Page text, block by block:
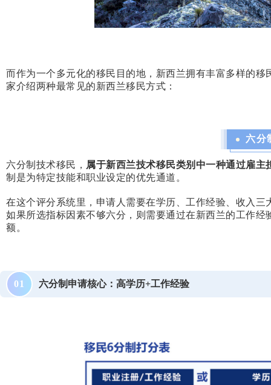
而作为一个多元化的移民目的地，新西兰拥有丰富多样的
家介绍两种最常见的新西兰移民方式：
六分
六分制技术移民， 属于新西兰技术移民类别中一种通过雇主
制是为特定技能和职业设定的优先通道。
在这个评分系统里，申请人需要在学历、工作经验、收入
如果所选指标因素不够六分，则需要通过在新西兰的工作
额。
01 六分制申请核心：高学历+工作经验